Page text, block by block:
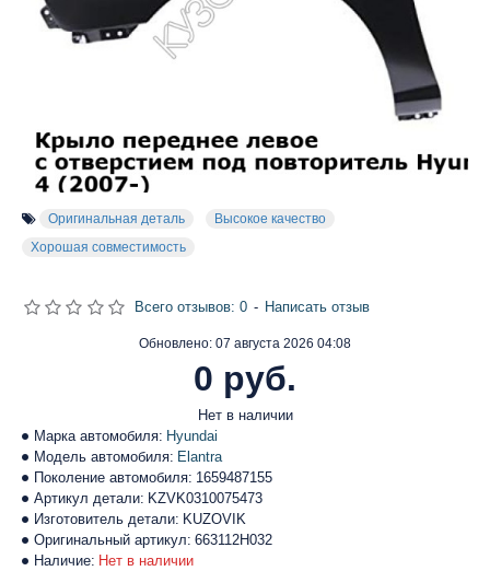
Оригинальная деталь
Высокое качество
Хорошая совместимость
Наличие: Нет в наличии
Марка автомобиля: Hyundai
Модель автомобиля: Elantra
Поколение автомобиля: 1659487155
Артикул детали: KZVK0310075473
Изготовитель детали: KUZOVIK
Оригинальный артикул: 663112H032
Обновлено: 07 августа 2026 04:08
Нет в наличии
Всего отзывов: 0 - Написать отзыв
0 руб.